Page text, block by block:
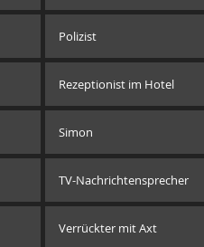
Polizist
Rezeptionist im Hotel
Simon
TV-Nachrichtensprecher
Verrückter mit Axt